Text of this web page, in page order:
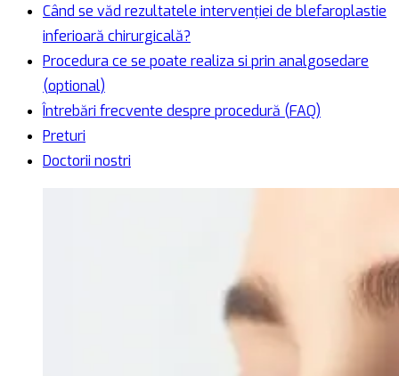
Când se văd rezultatele intervenției de blefaroplastie
inferioară chirurgicală?
Procedura ce se poate realiza si prin analgosedare
(optional)
Întrebări frecvente despre procedură (FAQ)
Preturi
Doctorii nostri